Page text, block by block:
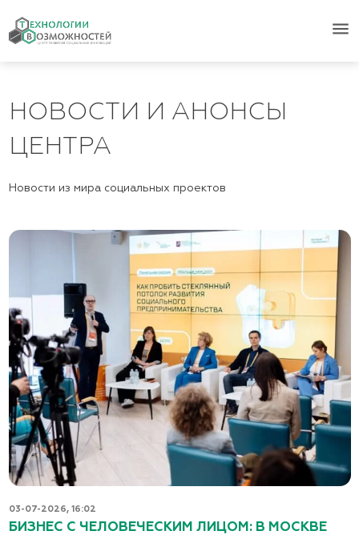
menu
НОВОСТИ И АНОНСЫ
ЦЕНТРА
Новости из мира социальных проектов
03-07-2026, 16:02
БИЗНЕС С ЧЕЛОВЕЧЕСКИМ ЛИЦОМ: В МОСКВЕ